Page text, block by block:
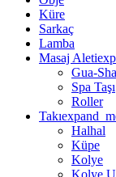
Küre
Sarkaç
Lamba
Masaj Aleti
Gua-Sha
Spa Taşı
Roller
Takı
Halhal
Küpe
Kolye
Kolye